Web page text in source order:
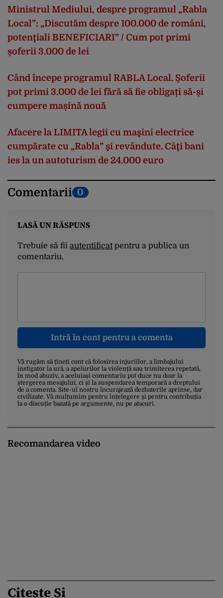
Ministrul Mediului, despre programul „Rabla
Local”: „Discutăm despre 100.000 de români,
potenţiali BENEFICIARI” / Cum pot primi
șoferii 3.000 de lei
Când începe programul RABLA Local. Șoferii
pot primi 3.000 de lei fără să fie obligați să-și
cumpere mașină nouă
Afacere la LIMITA legii cu maşini electrice
cumpărate cu „Rabla” şi revândute. Câţi bani
ies la un autoturism de 24.000 euro
Comentarii 0
LASĂ UN RĂSPUNS
Trebuie să fii autentificatpentru a publica un
comentariu.
Intră în cont pentru a comenta
Vă rugăm să țineți cont că folosirea injuriilor, a limbajului
instigator la ură, a apelurilor la violență sau trimiterea repetată,
în mod abuziv, a aceluiași comentariu pot duce nu doar la
ștergerea mesajului, ci și la suspendarea temporară a dreptului
de a comenta. Site-ul nostru încurajează dezbaterile aprinse, dar
civilizate. Vă mulțumim pentru înțelegere și pentru contribuția
la o discuție bazată pe argumente, nu pe atacuri.
Recomandarea video
Citește Și